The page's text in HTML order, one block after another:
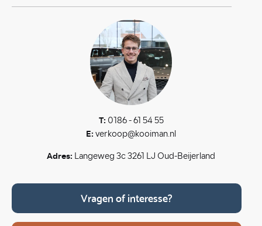
T: 0186 - 61 54 55
E: verkoop@kooiman.nl
Adres: Langeweg 3c 3261 LJ Oud-Beijerland
Vragen of interesse?